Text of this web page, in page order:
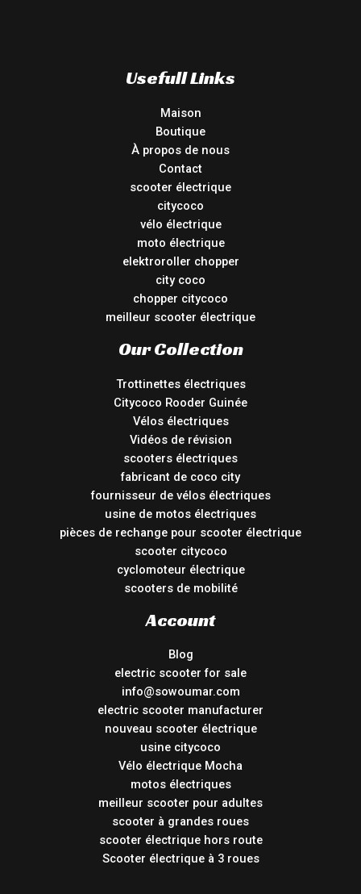
Usefull Links
Maison
Boutique
À propos de nous
Contact
scooter électrique
citycoco
vélo électrique
moto électrique
elektroroller chopper
city coco
chopper citycoco
meilleur scooter électrique
Our Collection
Trottinettes électriques
Citycoco Rooder Guinée
Vélos électriques
Vidéos de révision
scooters électriques
fabricant de coco city
fournisseur de vélos électriques
usine de motos électriques
pièces de rechange pour scooter électrique
scooter citycoco
cyclomoteur électrique
scooters de mobilité
Account
Blog
electric scooter for sale
info@sowoumar.com
electric scooter manufacturer
nouveau scooter électrique
usine citycoco
Vélo électrique Mocha
motos électriques
meilleur scooter pour adultes
scooter à grandes roues
scooter électrique hors route
Scooter électrique à 3 roues